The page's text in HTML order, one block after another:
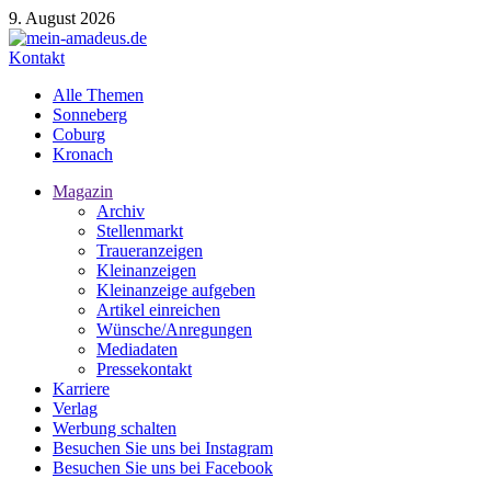
9. August 2026
Kontakt
Alle Themen
Sonneberg
Coburg
Kronach
Magazin
Archiv
Stellenmarkt
Traueranzeigen
Kleinanzeigen
Kleinanzeige aufgeben
Artikel einreichen
Wünsche/Anregungen
Mediadaten
Pressekontakt
Karriere
Verlag
Werbung schalten
Besuchen Sie uns bei Instagram
Besuchen Sie uns bei Facebook